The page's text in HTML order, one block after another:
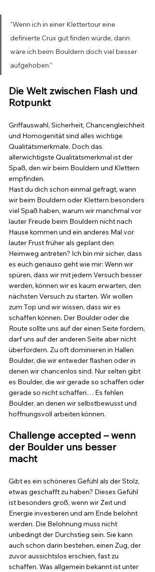
"Wenn ich in einer Klettertour eine
definierte Crux gut finden würde, dann
wäre ich beim Bouldern doch viel besser
aufgehoben."
Die Welt zwischen Flash und
Rotpunkt
Griffauswahl, Sicherheit, Chancengleichheit
und Homogenität sind alles wichtige
Qualitätsmerkmale. Doch das
allerwichtigste Qualitätsmerkmal ist der
Spaß, den wir beim Bouldern und Klettern
empfinden.
Hast du dich schon einmal gefragt, wann
wir beim Bouldern oder Klettern besonders
viel Spaß haben, warum wir manchmal vor
lauter Freude beim Bouldern nicht nach
Hause kommen und ein anderes Mal vor
lauter Frust früher als geplant den
Heimweg antreten? Ich bin mir sicher, dass
es euch genauso geht wie mir: Wenn wir
spüren, dass wir mit jedem Versuch besser
werden, können wir es kaum erwarten, den
nächsten Versuch zu starten. Wir wollen
zum Top und wir wissen, dass wir es
schaffen können. Der Boulder oder die
Route sollte uns auf der einen Seite fordern,
darf uns auf der anderen Seite aber nicht
überfordern. Zu oft dominieren in Hallen
Boulder, die wir entweder flashen oder in
denen wir chancenlos sind. Nur selten gibt
es Boulder, die wir gerade so schaffen oder
gerade so nicht schaffen… Es fehlen
Boulder, an denen wir selbstbewusst und
hoffnungsvoll arbeiten können.
Challenge accepted – wenn
der Boulder uns besser
macht
Gibt es ein schöneres Gefühl als der Stolz,
etwas geschafft zu haben? Dieses Gefühl
ist besonders groß, wenn wir Zeit und
Energie investieren und am Ende belohnt
werden. Die Belohnung muss nicht
unbedingt der Durchstieg sein. Sie kann
auch schon darin bestehen, einen Zug, der
zuvor aussichtslos erschien, fast zu
schaffen. Was allgemein bekannt ist unter